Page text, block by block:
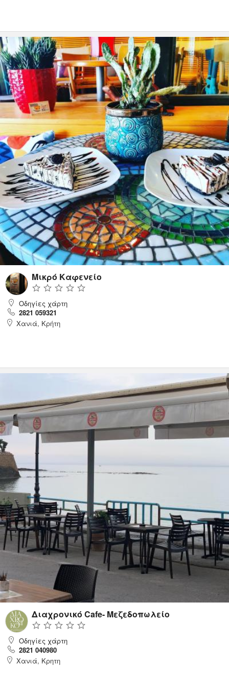
Μικρό Καφενείο
Οδηγίες χάρτη
2821 059321
Χανιά, Κρήτη
Διαχρονικό Cafe- Μεζεδοπωλείο
Οδηγίες χάρτη
2821 040980
Χανιά, Κρητη
MarineTraffic
Βίντεο
Lifestyle & Gossip
Παιδί
Υγεία
Σχέσεις
Ζώδια
Θέατρο
Χορός
Τέχνες
Ακου Ραδιόφωνο